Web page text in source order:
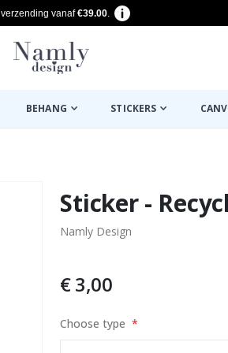
vanaf€39.00.
BEHANG STICKERS
Sticker -
Namly Design
€ 3,00
Choose type